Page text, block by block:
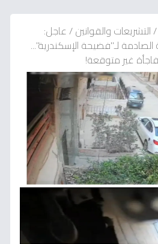
/التشريعات والقوانين/عاجل:
لـ"فضيحة الإسكندرية"...
غير متوقعة!